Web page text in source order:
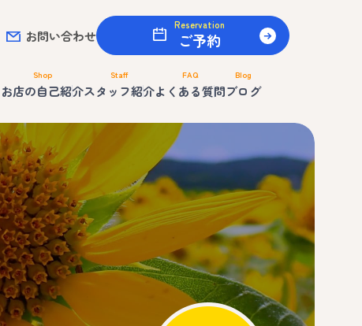
お問い合わせ
Reservation
ご予約
Shop
お店の自己紹介
Staff
スタッフ紹介
FAQ
よくある質問
Blog
ブログ